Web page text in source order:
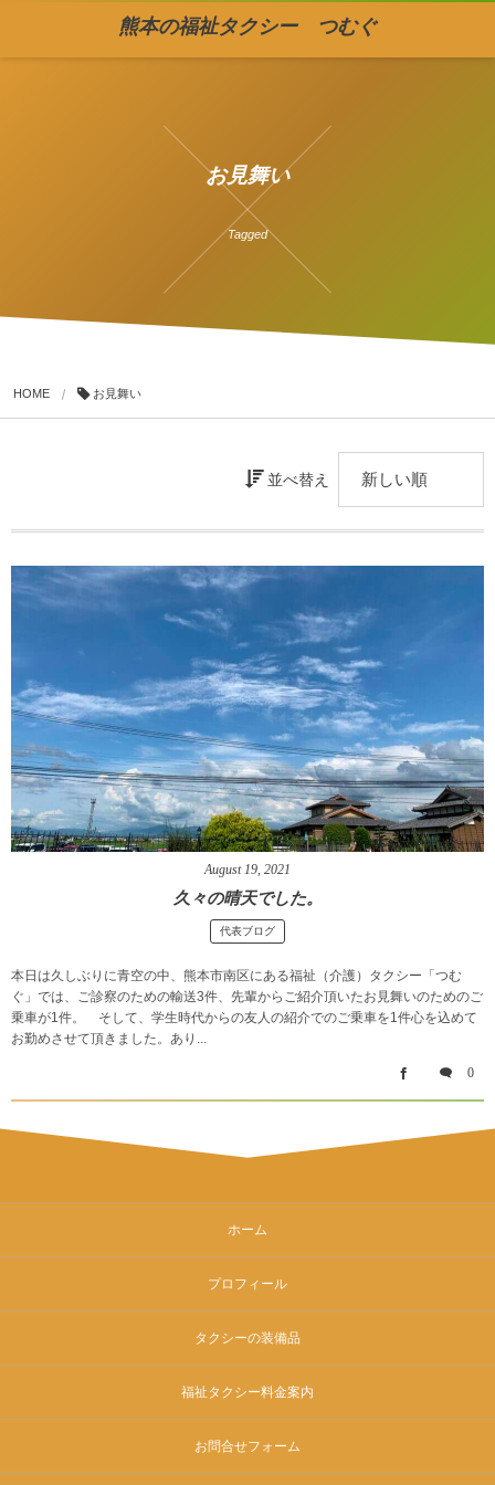
熊本の福祉タクシー つむぐ
お見舞い
Tagged
HOME お見舞い
並べ替え
August 19, 2021
久々の晴天でした。
代表ブログ
本日は久しぶりに青空の中、熊本市南区にある福祉（介護）タクシー「つむ
ぐ」では、ご診察のための輸送3件、先輩からご紹介頂いたお見舞いのためのご
乗車が1件。 そして、学生時代からの友人の紹介でのご乗車を1件心を込めて
お勤めさせて頂きました。あり...
0
ホーム
プロフィール
タクシーの装備品
福祉タクシー料金案内
お問合せフォーム